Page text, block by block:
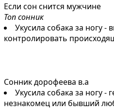
Если сон снится мужчине
Топ сонник
Укусила собака за ногу
контролировать
Сонник дорофеева в.а
Укусила собака за ногу -
незнакомец или бывший